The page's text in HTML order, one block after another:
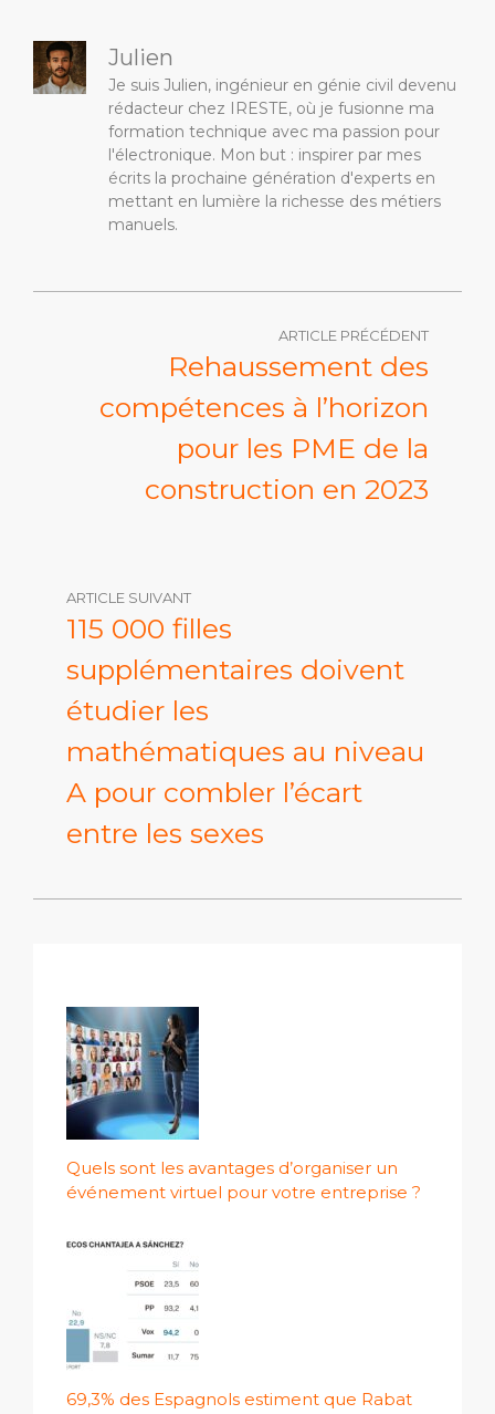
Julien
Je suis Julien, ingénieur en génie civil devenu
rédacteur chez IRESTE, où je fusionne ma
formation technique avec ma passion pour
l'électronique. Mon but : inspirer par mes
écrits la prochaine génération d'experts en
mettant en lumière la richesse des métiers
manuels.
ARTICLE PRÉCÉDENT
Rehaussement des
compétences à l’horizon
pour les PME de la
construction en 2023
ARTICLE SUIVANT
115 000 filles
supplémentaires doivent
étudier les
mathématiques au niveau
A pour combler l’écart
entre les sexes
Quels sont les avantages d’organiser un
événement virtuel pour votre entreprise ?
69,3% des Espagnols estiment que Rabat